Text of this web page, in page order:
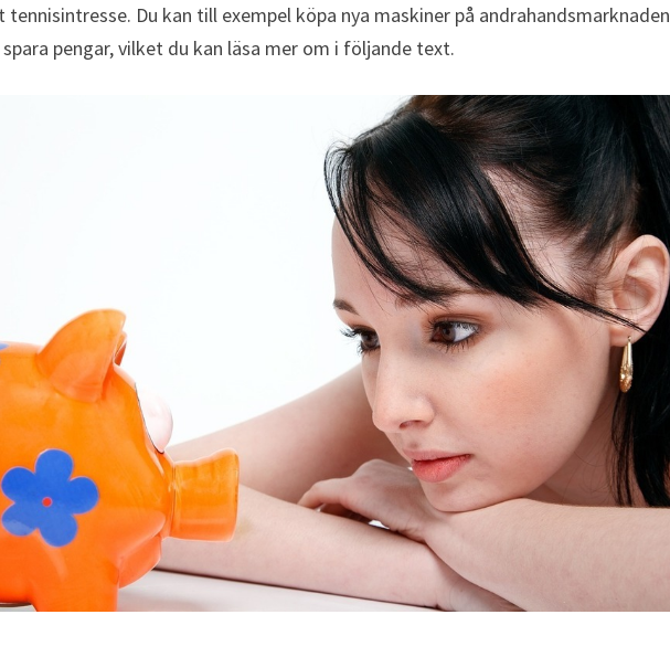
Du kan till exempel köpa nya maskiner på andrahandsmarknaden
pengar, vilket du kan läsa mer om i följande text.